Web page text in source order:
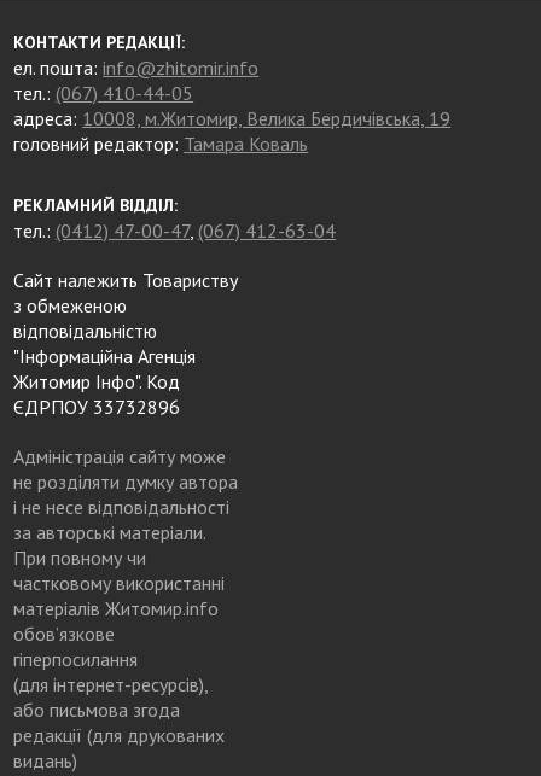
КОНТАКТИ РЕДАКЦІЇ:
ел. пошта:info@zhitomir.info
тел.: (067) 410-44-05
адреса: 10008, м.Житомир, Велика Бердичівська, 19
головний редактор: Тамара Коваль
РЕКЛАМНИЙ ВІДДІЛ:
тел.: (0412) 47-00-47, (067) 412-63-04
Сайт належить Товариству
з обмеженою
відповідальністю
"Інформаційна Агенція
Житомир Інфо". Код
ЄДРПОУ 33732896
Адміністрація сайту може
не розділяти думку автора
і не несе відповідальності
за авторські матеріали.
При повному чи
частковому використанні
матеріалів Житомир.info
обов’язкове
гіперпосилання
(для інтернет-ресурсів),
або письмова згода
редакції (для друкованих
видань)